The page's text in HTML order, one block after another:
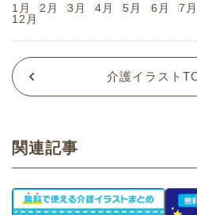
1月 2月 3月 4月 5月 6月 7月
12月
介護イラスト
関連記事